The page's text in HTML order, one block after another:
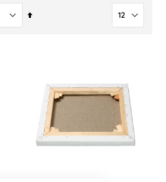
Fallande